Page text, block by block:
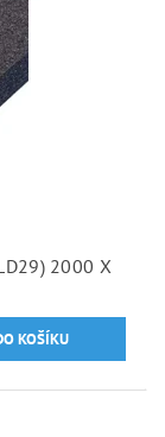
2000 X